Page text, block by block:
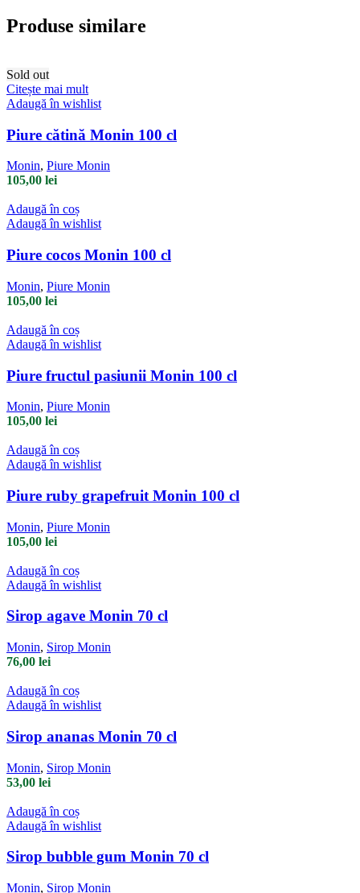
Produse similare
Sold out
Citește mai mult
Adaugă în wishlist
Piure cătină Monin 100 cl
Monin, Piure Monin
105,00 lei
Adaugă în coș
Adaugă în wishlist
Piure cocos Monin 100 cl
Monin, Piure Monin
105,00 lei
Adaugă în coș
Adaugă în wishlist
Piure fructul pasiunii Monin 100 cl
Monin, Piure Monin
105,00 lei
Adaugă în coș
Adaugă în wishlist
Piure ruby grapefruit Monin 100 cl
Monin, Piure Monin
105,00 lei
Adaugă în coș
Adaugă în wishlist
Sirop agave Monin 70 cl
Monin, Sirop Monin
76,00 lei
Adaugă în coș
Adaugă în wishlist
Sirop ananas Monin 70 cl
Monin, Sirop Monin
53,00 lei
Adaugă în coș
Adaugă în wishlist
Sirop bubble gum Monin 70 cl
Monin, Sirop Monin